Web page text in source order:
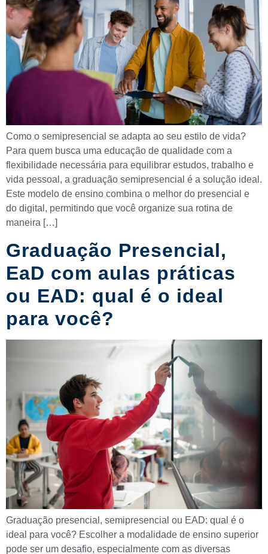
Como o semipresencial se adapta ao seu estilo de vida?
Para quem busca uma educação de qualidade com a
flexibilidade necessária para equilibrar estudos, trabalho e
vida pessoal, a graduação semipresencial é a solução ideal.
Este modelo de ensino combina o melhor do presencial e
do digital, permitindo que você organize sua rotina de
maneira […]
Graduação Presencial,
EaD com aulas práticas
ou EAD: qual é o ideal
para você?
Graduação presencial, semipresencial ou EAD: qual é o
ideal para você? Escolher a modalidade de ensino superior
pode ser um desafio, especialmente com as diversas